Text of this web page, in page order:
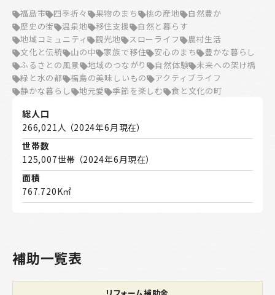
福島市
四季折々 果物のまち 桃の産地
自然豊か
歴史の街
温泉地 移住支援
自然と暮らす
地域コミュニティ
観光地 スローライフ
農村生活
文化と伝統
山の中 家族で移住 安心のまち
豊かな暮らし
ふるさとの風景
地域のつながり 自然体験
未来への架け橋
緑と水の都
福島の美味しいもの
アクティブライフ
静かな暮らし
地元愛 季節を楽しむ 食と文化の町
総人口
266,021人 （2024年6月現在）
世帯数
125,007世帯 （2024年6月現在）
面積
767.720K㎡
補助一覧表